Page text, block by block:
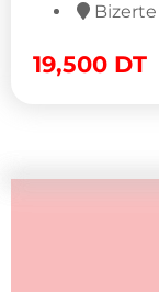
Bizerte
19,500 DT